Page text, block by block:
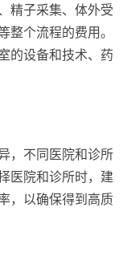
精子采集、体外受
个流程的费用。
的设备和技术、药
，不同医院和诊所
医院和诊所时，建
，以确保得到高质